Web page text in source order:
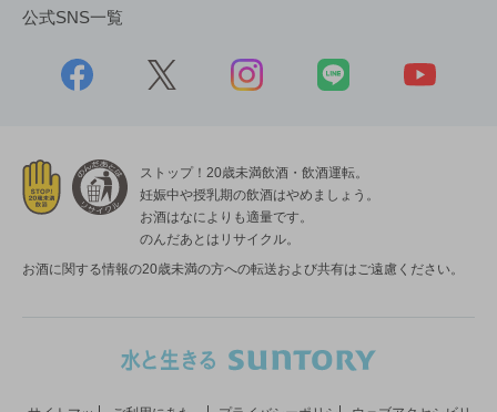
公式SNS一覧
ストップ！20歳未満飲酒・飲酒運転。
妊娠中や授乳期の飲酒はやめましょう。
お酒はなによりも適量です。
のんだあとはリサイクル。
お酒に関する情報の20歳未満の方への転送および共有はご遠慮ください。